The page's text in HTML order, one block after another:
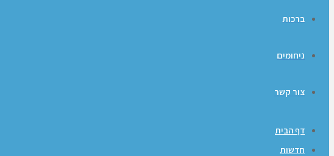
ברכות
ניחומים
צור קשר
דף הבית
חדשות